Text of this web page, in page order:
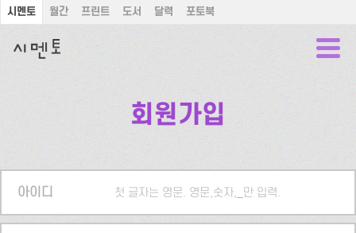
시멘토 월간 프린트 도서 달력 포토북
회원가입
아이디 첫 글자는 영문. 영문,숫자,_만 입력.